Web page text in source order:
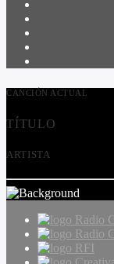
CANCIÓN ACTUAL
TÍTULO
ARTISTA
Radio
Radio
RFI